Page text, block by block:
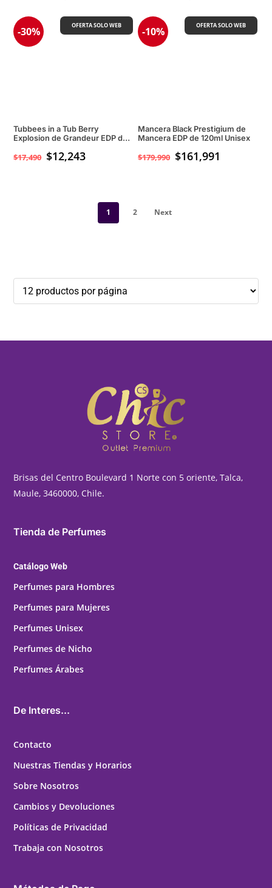
OFERTA SOLO WEB
-30%
Tubbees in a Tub Berry
Explosion de Grandeur EDP de
$17,490 $12,243
-10% OFERTA SOLO WEB
Mancera Black Prestigium de
Mancera EDP de 120ml Unisex
$179,990 $161,991
1 2 Next
Brisas del Centro Boulevard 1 Norte con 5 oriente, Talca,
Maule, 3460000, Chile.
Tienda de Perfumes
Catálogo Web
Perfumes para Hombres
Perfumes para Mujeres
Perfumes Unisex
Perfumes de Nicho
Perfumes Árabes
De Interes...
Contacto
Nuestras Tiendas y Horarios
Sobre Nosotros
Cambios y Devoluciones
Políticas de Privacidad
Trabaja con Nosotros